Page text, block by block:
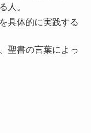
人。
具体的に実践する
聖書の言葉によっ